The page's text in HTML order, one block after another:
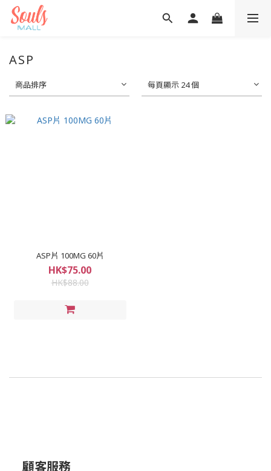
ASP
商品排序 每頁顯示 24 個
ASP片 100MG 60片
HK$75.00
HK$88.00
顧客服務